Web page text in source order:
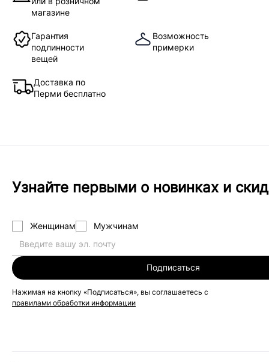
магазине
Гарантия
подлинности
вещей
Возможность
примерки
Доставка по
Перми бесплатно
Узнайте первыми о новинках и
Женщинам Мужчинам
Подписаться
Нажимая на кнопку «Подписаться», вы соглашаетесь с
правилами обработки информации